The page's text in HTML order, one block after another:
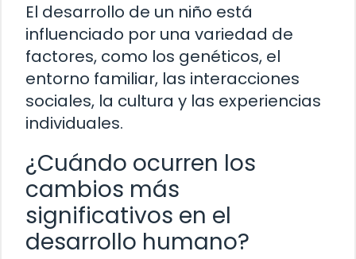
El desarrollo de un niño está
influenciado por una variedad de
factores, como los genéticos, el
entorno familiar, las interacciones
sociales, la cultura y las experiencias
individuales.
¿Cuándo ocurren los
cambios más
significativos en el
desarrollo humano?